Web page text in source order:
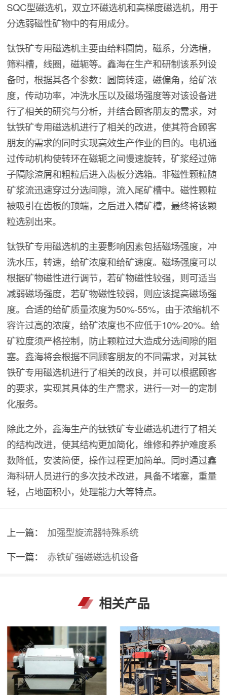
SQC型磁选机，双立环磁选机和高梯度磁选机，用于
分选弱磁性矿物中的有用成分。
钛铁矿专用磁选机主要由给料圆筒，磁系，分选槽，
筛料槽，线圈，磁轭等。鑫海在生产和研制该系列设
备时，根据其各个参数：圆筒转速，磁偏角，给矿浓
度，传动功率，冲洗水压以及磁场强度等对该设备进
行了相关的研究与分析，并结合顾客朋友的需求，对
钛铁矿专用磁选机进行了相关的改进，使其符合顾客
朋友的需求的同时实现高效生产作业的目的。电机通
过传动机构使转环在磁轭之间慢速旋转，矿浆经过筛
子隔除渣屑和粗粒后进入齿板分选箱。非磁性颗粒随
矿浆流迅速穿过分选间隙，流入尾矿槽中。磁性颗粒
被吸引在齿板的顶端，之后进入精矿槽，最终将该颗
粒选别出来。
钛铁矿专用磁选机的主要影响因素包括磁场强度，冲
洗水压，转速，给矿浓度和给矿速度。磁场强度可以
根据矿物磁性进行调节，若矿物磁性较强，则可适当
减弱磁场强度，若矿物磁性较弱，则应该提高磁场强
度。合适的给矿质量浓度为50%-55%，由于浓缩机不
容许过高的浓度，给矿浓度也不应低于10%-20%。给
矿粒度须严格控制，防止颗粒过大造成分选间隙的阻
塞。鑫海将会根据不同顾客朋友的不同需求，对其钛
铁矿专用磁选机进行了相关的改良，并可以根据顾客
的要求，实现其具体的生产需求，进行一对一的定制
化服务。
除此之外，鑫海生产的钛铁矿专业磁选机进行了相关
的结构改进，使其结构更加简化，维修和养护难度系
数降低，安装简便，操作过程更加简单。同时通过鑫
海科研人员进行的多次技术改进，具备不堵塞，重量
轻，占地面积小，处理能力大等特点。
上一篇：
加强型旋流器特殊系统
下一篇：
赤铁矿强磁磁选机设备
相关产品